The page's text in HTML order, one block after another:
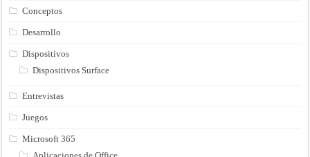
Conceptos
Desarrollo
Dispositivos
Dispositivos Surface
Entrevistas
Juegos
Microsoft 365